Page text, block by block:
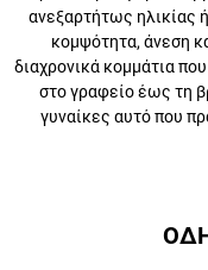
ανεξαρτήτως ηλικίας
κομψότητα, άνεση και
κομμάτια που καλύπτουν
έως τη βραδινή σου
πραγματικά